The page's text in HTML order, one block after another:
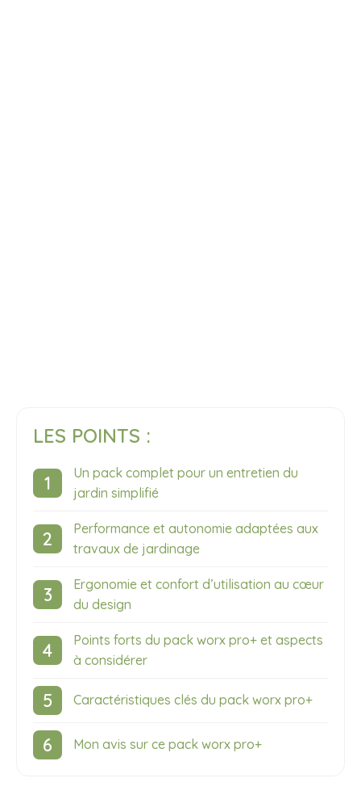
LES POINTS :
Un pack complet pour un entretien du
jardin simplifié
Performance et autonomie adaptées aux
travaux de jardinage
Ergonomie et confort d’utilisation au cœur
du design
Points forts du pack worx pro+ et aspects
à considérer
Caractéristiques clés du pack worx pro+
Mon avis sur ce pack worx pro+